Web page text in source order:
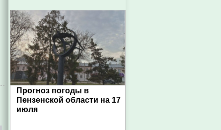
Прогноз погоды в
Пензенской области на 17
июля